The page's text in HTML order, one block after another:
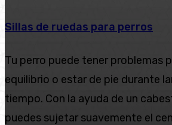
Sillas de ruedas para perros
Tu perro puede tener problemas
equilibrio o estar de pie durante
tiempo. Con la ayuda de un
puedes sujetar suavemente el